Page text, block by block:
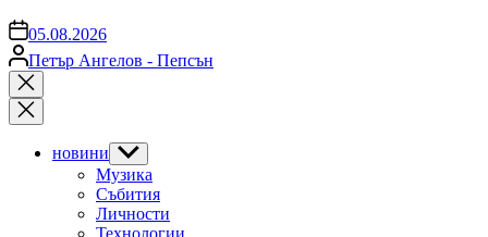
on05.08.2026
Posted
by
Петър Ангелов - Пепсън
Close
search
новини Show
sub
menu
Музика
Събития
Личности